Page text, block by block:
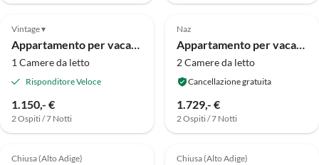
Alto
Vintage ▾
Appartamento per vacanze per due persone
1 Camere da letto
Risponditore Veloce
1.150,- €
2 Ospiti / 7 Notti
Naz
Appartamento per vacanze Bellissima
2 Camere da letto
Cancellazione gratuita
1.729,- €
2 Ospiti / 7 Notti
Chiusa (Alto Adige) Chiusa (Alto Adige)